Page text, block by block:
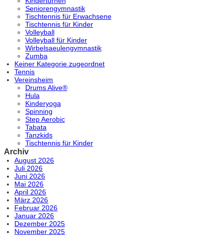
Seniorengymnastik
Tischtennis für Erwachsene
Tischtennis für Kinder
Volleyball
Volleyball für Kinder
Wirbelsaeulengymnastik
Zumba
Keiner Kategorie zugeordnet
Tennis
Vereinsheim
Drums Alive®
Hula
Kinderyoga
Spinning
Step Aerobic
Tabata
Tanzkids
Tischtennis für Kinder
Archiv
August 2026
Juli 2026
Juni 2026
Mai 2026
April 2026
März 2026
Februar 2026
Januar 2026
Dezember 2025
November 2025